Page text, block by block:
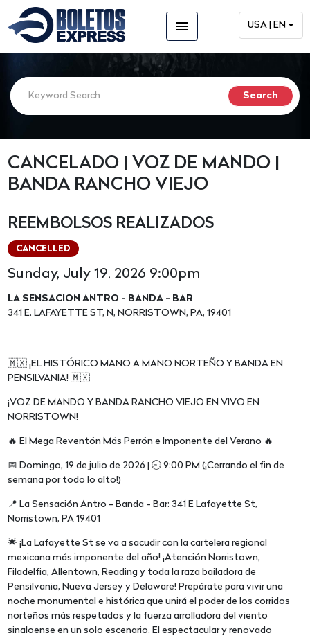
menu USA | EN
CANCELADO | VOZ DE MANDO |
BANDA RANCHO VIEJO
REEMBOLSOS REALIZADOS
CANCELLED
Sunday, July 19, 2026 9:00pm
LA SENSACION ANTRO - BANDA - BAR
341 E. LAFAYETTE ST, N, NORRISTOWN, PA, 19401
🇲🇽 ¡EL HISTÓRICO MANO A MANO NORTEÑO Y BANDA EN
PENSILVANIA! 🇲🇽
¡VOZ DE MANDO Y BANDA RANCHO VIEJO EN VIVO EN
NORRISTOWN!
🔥 El Mega Reventón Más Perrón e Imponente del Verano 🔥
📅 Domingo, 19 de julio de 2026 | 🕘 9:00 PM (¡Cerrando el fin de
semana por todo lo alto!)
📍 La Sensación Antro - Banda - Bar: 341 E Lafayette St,
Norristown, PA 19401
🌟 ¡La Lafayette St se va a sacudir con la cartelera regional
mexicana más imponente del año! ¡Atención Norristown,
Filadelfia, Allentown, Reading y toda la raza bailadora de
Pensilvania, Nueva Jersey y Delaware! Prepárate para vivir una
noche monumental e histórica que unirá el poder de los corridos
norteños más respetados y la fuerza arrolladora del viento
sinaloense en un solo escenario. El espectacular y renovado